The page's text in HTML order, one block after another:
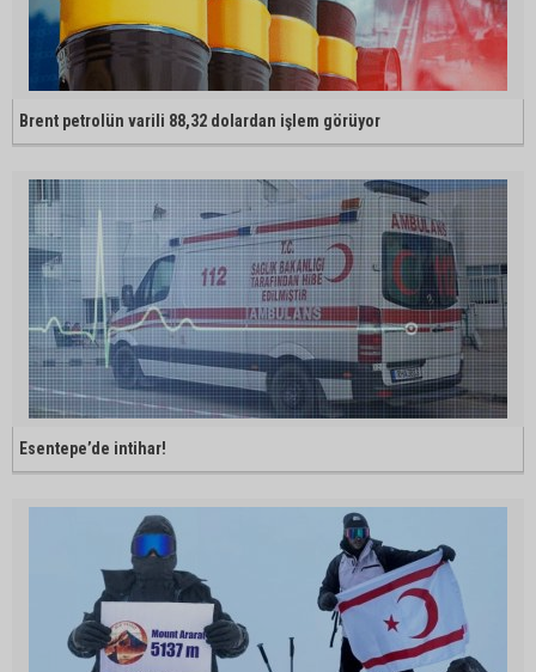
Brent petrolün varili 88,32 dolardan işlem görüyor
Esentepe’de intihar!